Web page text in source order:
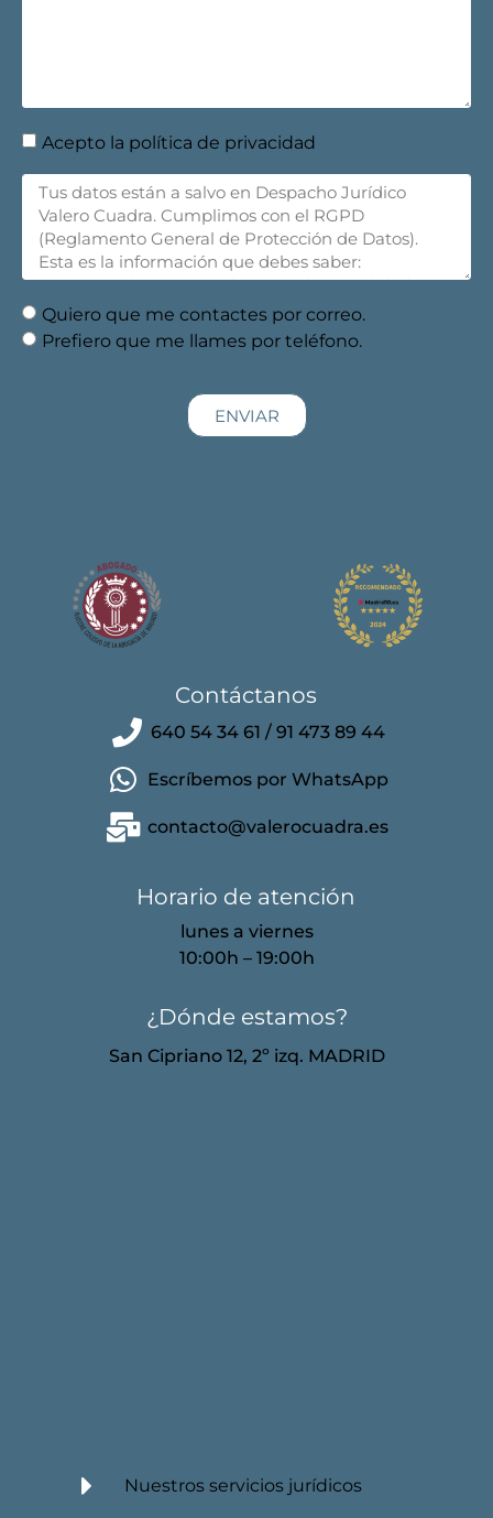
Acepto la política de privacidad
Quiero que me contactes por correo.
Prefiero que me llames por teléfono.
ENVIAR
Contáctanos
640 54 34 61 / 91 473 89 44
Escríbemos por WhatsApp
contacto@valerocuadra.es
Horario de atención
lunes a viernes
10:00h – 19:00h
¿Dónde estamos?
San Cipriano 12, 2º izq. MADRID
Nuestros servicios jurídicos